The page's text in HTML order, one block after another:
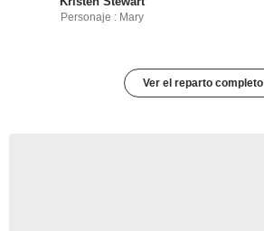
Personaje : Mary
Ver el reparto completo